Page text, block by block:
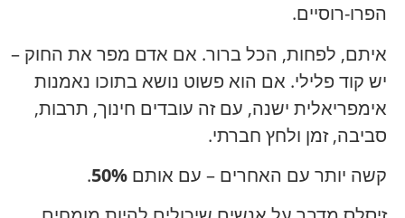
הפרו-רוסיים.
איתם, לפחות, הכל ברור. אם אדם מפר את החוק –
יש קוד פלילי. אם הוא פשוט נושא בתוכו נאמנות
אימפריאלית ישנה, עם זה עובדים חינוך, תרבות,
סביבה, זמן ולחץ חברתי.
קשה יותר עם האחרים – עם אותם 50%
.